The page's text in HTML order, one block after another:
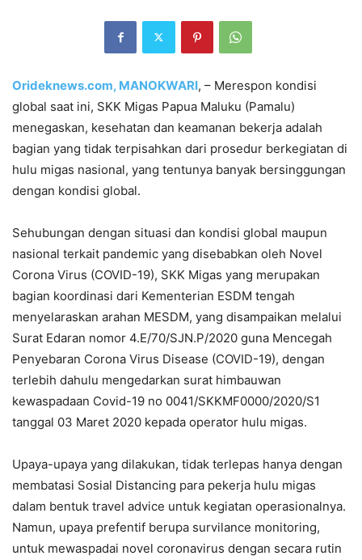
Orideknews.com, MANOKWARI, – Merespon kondisi
global saat ini, SKK Migas Papua Maluku (Pamalu)
menegaskan, kesehatan dan keamanan bekerja adalah
bagian yang tidak terpisahkan dari prosedur berkegiatan di
hulu migas nasional, yang tentunya banyak bersinggungan
dengan kondisi global.
Sehubungan dengan situasi dan kondisi global maupun
nasional terkait pandemic yang disebabkan oleh Novel
Corona Virus (COVID-19), SKK Migas yang merupakan
bagian koordinasi dari Kementerian ESDM tengah
menyelaraskan arahan MESDM, yang disampaikan melalui
Surat Edaran nomor 4.E/70/SJN.P/2020 guna Mencegah
Penyebaran Corona Virus Disease (COVID-19), dengan
terlebih dahulu mengedarkan surat himbauwan
kewaspadaan Covid-19 no 0041/SKKMF0000/2020/S1
tanggal 03 Maret 2020 kepada operator hulu migas.
Upaya-upaya yang dilakukan, tidak terlepas hanya dengan
membatasi Sosial Distancing para pekerja hulu migas
dalam bentuk travel advice untuk kegiatan operasionalnya.
Namun, upaya prefentif berupa survilance monitoring,
untuk mewaspadai novel coronavirus dengan secara rutin